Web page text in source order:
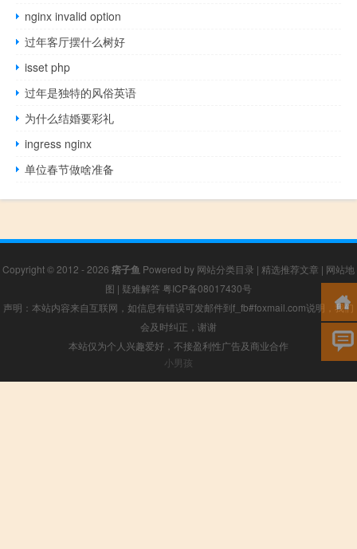
nginx invalid option
过年客厅摆什么树好
isset php
过年是独特的风俗英语
为什么结婚要彩礼
ingress nginx
单位春节做啥准备
Copyright © 2012 - 2026 痞子鱼 Powered by 网站分类目录 | 精选推荐文章 | 网站地
图 | 疑难解答 粤ICP备08017430号
声明：本站内容来自互联网，如信息有错误可发邮件到f_fb#foxmail.com说明，我们
会及时纠正，谢谢
本站仅为个人兴趣爱好，不接盈利性广告及商业合作
小男孩